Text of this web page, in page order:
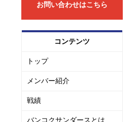
お問い合わせはこちら
コンテンツ
トップ
メンバー紹介
戦績
バンコクサンダースとは